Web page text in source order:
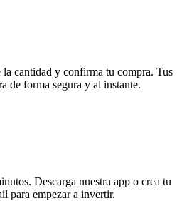
cantidad y confirma tu compra. Tus
de forma segura y al instante.
Descarga nuestra app o crea tu
para empezar a invertir.